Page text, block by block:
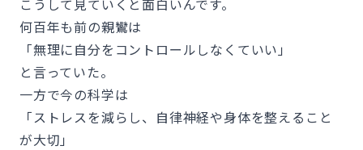
こうして見ていくと面白いんです。
何百年も前の親鸞は
「無理に自分をコントロールしなくていい」
と言っていた。
一方で今の科学は
「ストレスを減らし、自律神経や身体を整えること
が大切」